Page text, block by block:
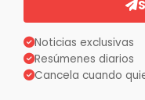
Noticias exclusivas
Resúmenes diarios
Cancela cuando